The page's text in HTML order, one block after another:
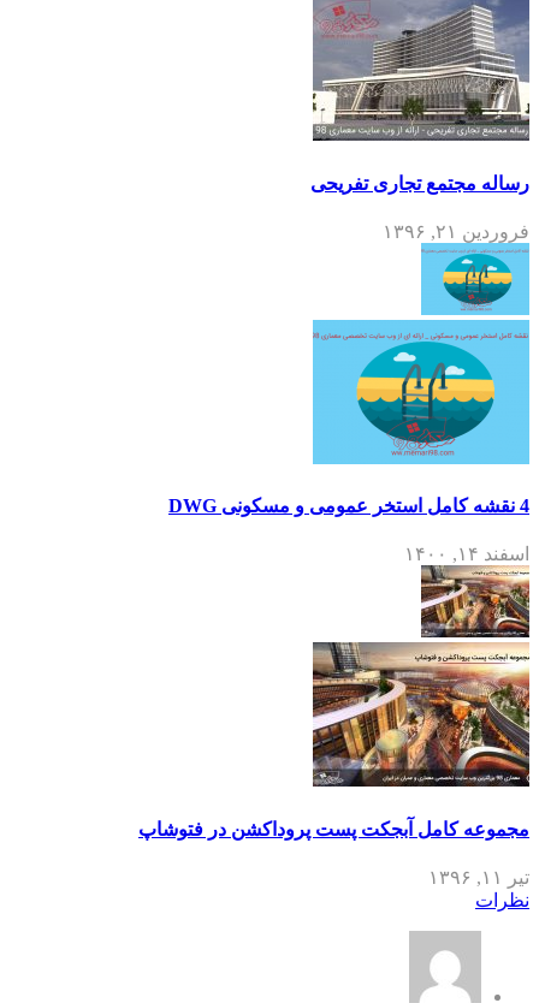
رساله مجتمع تجاری تفریحی
فروردین ۲۱, ۱۳۹۶
4 نقشه کامل استخر عمومی و مسکونی DWG
اسفند ۱۴, ۱۴۰۰
مجموعه کامل آبجکت پست پروداکشن در فتوشاپ
تیر ۱۱, ۱۳۹۶
نظرات